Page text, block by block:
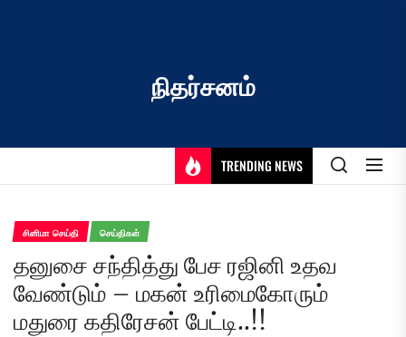
நிதர்சனம்
TRENDING NEWS
சினிமா செய்தி செய்திகள்
தனுசை சந்தித்து பேச ரஜினி உதவ
வேண்டும் – மகன் உரிமைகோரும்
மதுரை கதிரேசன் பேட்டி..!!